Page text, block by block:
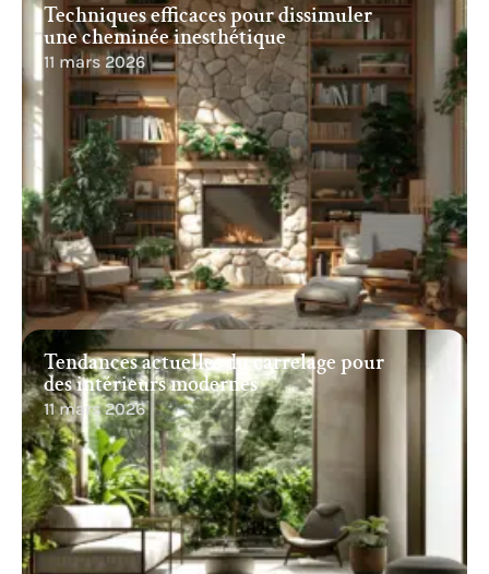
Techniques efficaces pour dissimuler
une cheminée inesthétique
11 mars 2026
Tendances actuelles du carrelage pour
des intérieurs modernes
11 mars 2026